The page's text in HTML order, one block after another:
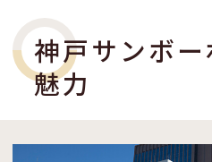
神戸サンボ
魅力